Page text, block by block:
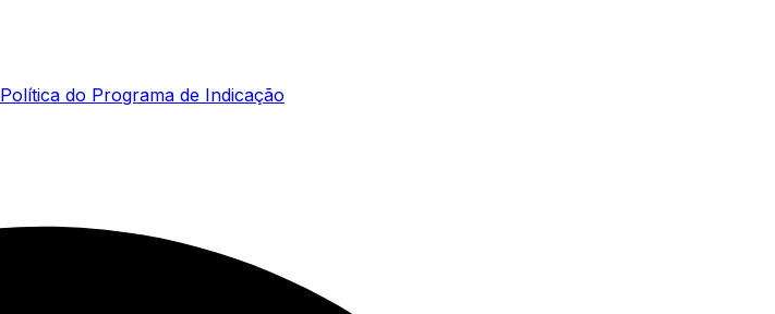
Política do Programa de Indicação